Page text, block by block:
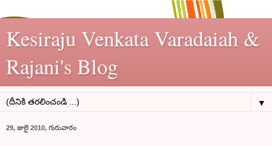
Kesiraju Venkata Varadaiah &
Rajani's Blog
▼
29, జులై 2010, గురువారం